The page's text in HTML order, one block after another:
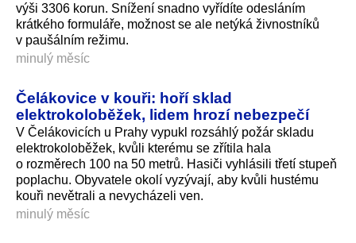
výši 3306 korun. Snížení snadno vyřídíte odesláním
krátkého formuláře, možnost se ale netýká živnostníků
v paušálním režimu.
minulý měsíc
Čelákovice v kouři: hoří sklad
elektrokoloběžek, lidem hrozí nebezpečí
V Čelákovicích u Prahy vypukl rozsáhlý požár skladu
elektrokoloběžek, kvůli kterému se zřítila hala
o rozměrech 100 na 50 metrů. Hasiči vyhlásili třetí stupeň
poplachu. Obyvatele okolí vyzývají, aby kvůli hustému
kouři nevětrali a nevycházeli ven.
minulý měsíc